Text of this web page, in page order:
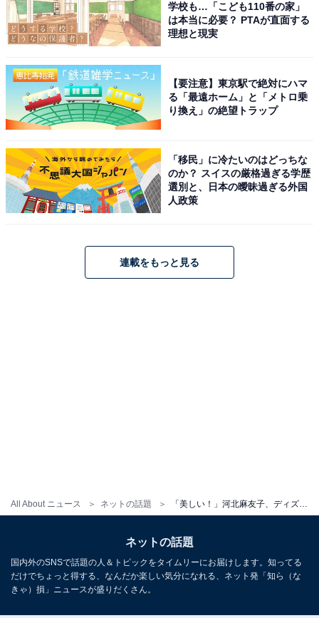
All About ニュース ネットの話題 「美しい！」河北麻友子、ディズニーで圧巻の美脚ショット公開！ 「お嬢可愛すぎる」「サンタ帽かわいい」
学校も…「こども110番の家」
は本当に必要？ PTAが直面する
理想と現実
【要注意】東京駅で絶対にハマ
る「最遠ホーム」と「メトロ乗
り換え」の絶望トラップ
「移民」に冷たいのはどっちな
のか？ スイスの厳格過ぎる学歴
選別と、日本の曖昧過ぎる外国
人政策
連載をもっと見る
ネットの話題
国内外のSNSで話題の人＆トピックをタイムリーにお届けします。知ってる
だけでちょっと得する、なんだか楽しい気分になれる、ネット発「知ら（な
きゃ）損」ニュースが盛りだくさん。